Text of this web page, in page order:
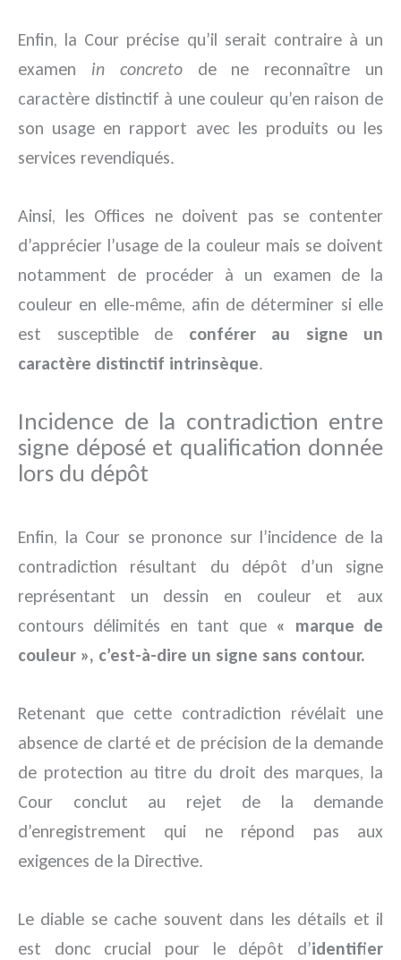
Enfin, la Cour précise qu’il serait contraire à un
examen in concretode ne reconnaître un
caractère distinctif à une couleur qu’en raison de
son usage en rapport avec les produits ou les
services revendiqués.
Ainsi, les Offices ne doivent pas se contenter
d’apprécier l’usage de la couleur mais se doivent
notamment de procéder à un examen de la
couleur en elle-même, afin de déterminer si elle
est susceptible de conférer au signe un
caractère distinctif intrinsèque.
Incidence de la contradiction entre
signe déposé et qualification donnée
lors du dépôt
Enfin, la Cour se prononce sur l’incidence de la
contradiction résultant du dépôt d’un signe
représentant un dessin en couleur et aux
contours délimités en tant que « marque de
couleur », c’est-à-dire un signe sans contour.
Retenant que cette contradiction révélait une
absence de clarté et de précision de la demande
de protection au titre du droit des marques, la
Cour conclut au rejet de la demande
d’enregistrement qui ne répond pas aux
exigences de la Directive.
Le diable se cache souvent dans les détails et il
est donc crucial pour le dépôt d’identifier